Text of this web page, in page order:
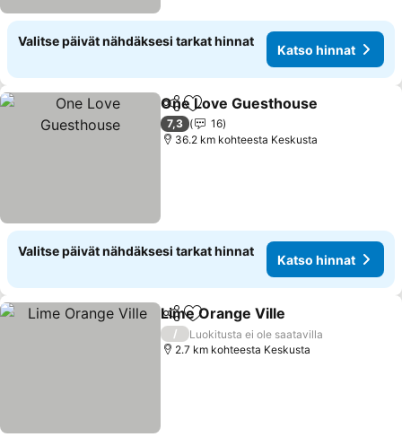
Valitse päivät nähdäksesi tarkat hinnat
Katso hinnat
Jaa Lisää suosikkeihin
One Love Guesthouse
7,3
16
36.2 km kohteesta Keskusta
Valitse päivät nähdäksesi tarkat hinnat
Katso hinnat
Jaa Lisää suosikkeihin
Lime Orange Ville
/
Luokitusta ei ole saatavilla
2.7 km kohteesta Keskusta